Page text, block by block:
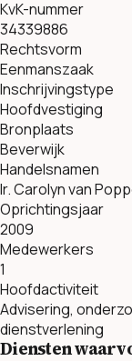
KvK-nummer
34339886
Rechtsvorm
Eenmanszaak
Inschrijvingstype
Hoofdvestiging
Bronplaats
Beverwijk
Handelsnamen
Ir. Carolyn van
Oprichtingsjaar
2009
Medewerkers
1
Hoofdactiviteit
Advisering,
dienstverlening
Diensten